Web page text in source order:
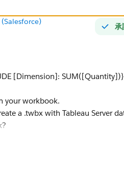
承
[Dimension]:
your workbook.
a .twbx with Tableau Server
us/